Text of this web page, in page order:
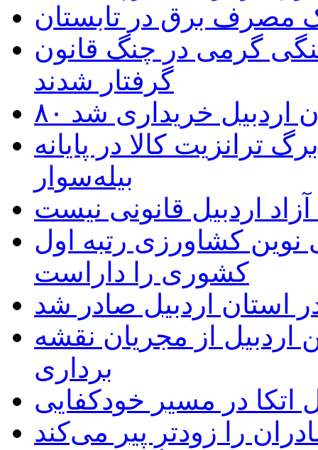
مصرف برق در تابستان
گرمی در چنگ قانون
گرفتار شدند
اردبیل خریداری شد
کالا در پایانه
بیله‌سوار
اردبیل قانونی نیست
نوین کشاورزی رتبه اول
کشوری را داراست
استان اردبیل صادر شد
از مجریان نقشه
برداری
در مسیر خودکفایی
را زودتر پیر می‌کند